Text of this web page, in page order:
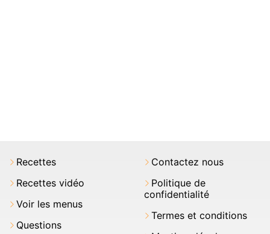
Recettes
Recettes vidéo
Voir les menus
Questions
Contactez nous
Politique de
confidentialité
Termes et conditions